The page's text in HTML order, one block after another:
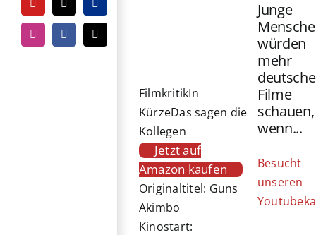
YouTubeTiktokPayPal
InstagramFacebook
E-
Mail
FilmkritikIn
KürzeDas sagen die
Kollegen
Jetzt auf
Amazon kaufen
Originaltitel: Guns
Akimbo
Kinostart:
Junge
würden
mehr
deutsche
Filme
schauen,
wenn...
Besucht
unseren